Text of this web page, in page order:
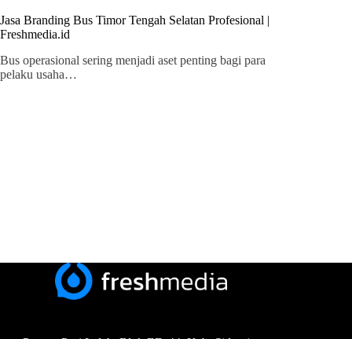
Jasa Branding Bus Timor Tengah Selatan Profesional |
Freshmedia.id
Bus operasional sering menjadi aset penting bagi para
pelaku usaha…